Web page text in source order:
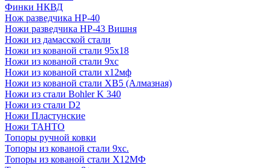
Финки НКВД
Нож разведчика НР-40
Ножи разведчика НР-43 Вишня
Ножи из дамасской стали
Ножи из кованой стали 95х18
Ножи из кованой стали 9хс
Ножи из кованой стали х12мф
Ножи из кованой стали ХВ5 (Алмазная)
Ножи из стали Bohler K 340
Ножи из стали D2
Ножи Пластунские
Ножи ТАНТО
Топоры ручной ковки
Топоры из кованой стали 9хс.
Топоры из кованой стали Х12МФ